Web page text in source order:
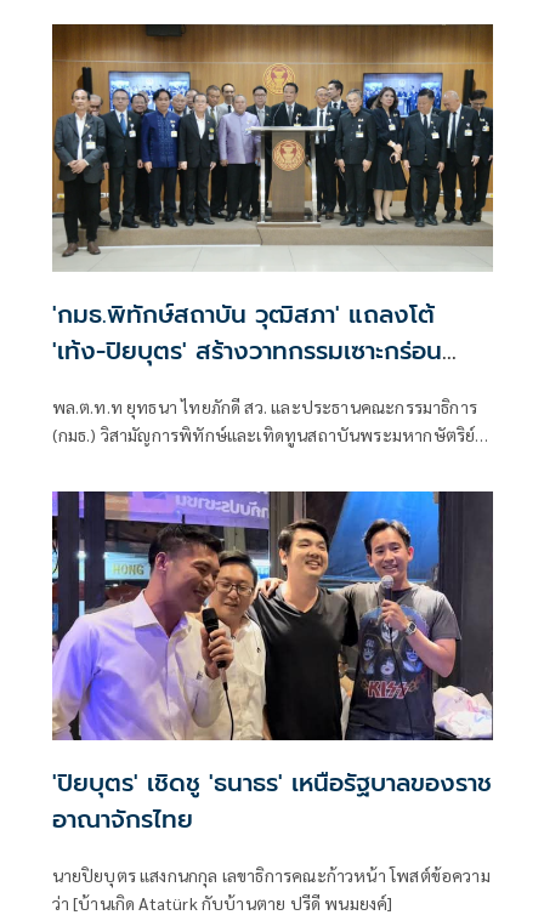
พรรคคอมมิวนิสต์จีนตัดสินใจผนึกกำลังกับพรรคก๊กมินตั๋ง ผนึก
กำลังกับนายทุนชาติ เพื่อรบกับญี่ปุ่น
'กมธ.พิทักษ์สถาบัน วุฒิสภา' แถลงโต้
'เท้ง-ปิยบุตร' สร้างวาทกรรมเซาะกร่อน
พล.ต.ท.ท ยุทธนา ไทยภักดี สว. และประธานคณะกรรมาธิการ
(กมธ.) วิสามัญการพิทักษ์และเทิดทูนสถาบันพระมหากษัตริย์
ข้อความนายปิยบุตร แสงกนกกุล เลขาธิการคณะก้าวหน้า ที่
เสนอให้ยกเลิกการแต่งตั้งคณะองคมนตรี ภายหลังปรากฏภาพ 9
องคมนตรี ประชุมร่วมกับกรมป้องกันและบรรเทา
สาธารณภัย(ปภ.)
'ปิยบุตร' เชิดชู 'ธนาธร' เหนือรัฐบาลของราช
อาณาจักรไทย
นายปิยบุตร แสงกนกกุล เลขาธิการคณะก้าวหน้า โพสต์ข้อความ
ว่า [บ้านเกิด Atatürk กับบ้านตาย ปรีดี พนมยงค์]